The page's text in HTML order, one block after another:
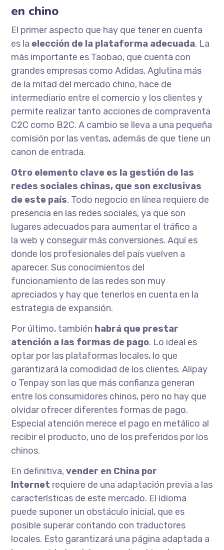
en chino
El primer aspecto que hay que tener en cuenta
es la elección de la plataforma adecuada. La
más importante es Taobao, que cuenta con
grandes empresas como Adidas. Aglutina más
de la mitad del mercado chino, hace de
intermediario entre el comercio y los clientes y
permite realizar tanto acciones de compraventa
C2C como B2C. A cambio se lleva a una pequeña
comisión por las ventas, además de que tiene un
canon de entrada.
Otro elemento clave es la gestión de las
redes sociales chinas, que son exclusivas
de este país. Todo negocio en línea requiere de
presencia en las redes sociales, ya que son
lugares adecuados para aumentar el tráfico a
la web y conseguir más conversiones. Aquí es
donde los profesionales del país vuelven a
aparecer. Sus conocimientos del
funcionamiento de las redes son muy
apreciados y hay que tenerlos en cuenta en la
estrategia de expansión.
Por último, también habrá que prestar
atención a las formas de pago. Lo ideal es
optar por las plataformas locales, lo que
garantizará la comodidad de los clientes. Alipay
o Tenpay son las que más confianza generan
entre los consumidores chinos, pero no hay que
olvidar ofrecer diferentes formas de pago.
Especial atención merece el pago en metálico al
recibir el producto, uno de los preferidos por los
chinos.
En definitiva,vender en China por
Internet requiere de una adaptación previa a las
características de este mercado. El idioma
puede suponer un obstáculo inicial, que es
posible superar contando con traductores
locales. Esto garantizará una página adaptada a